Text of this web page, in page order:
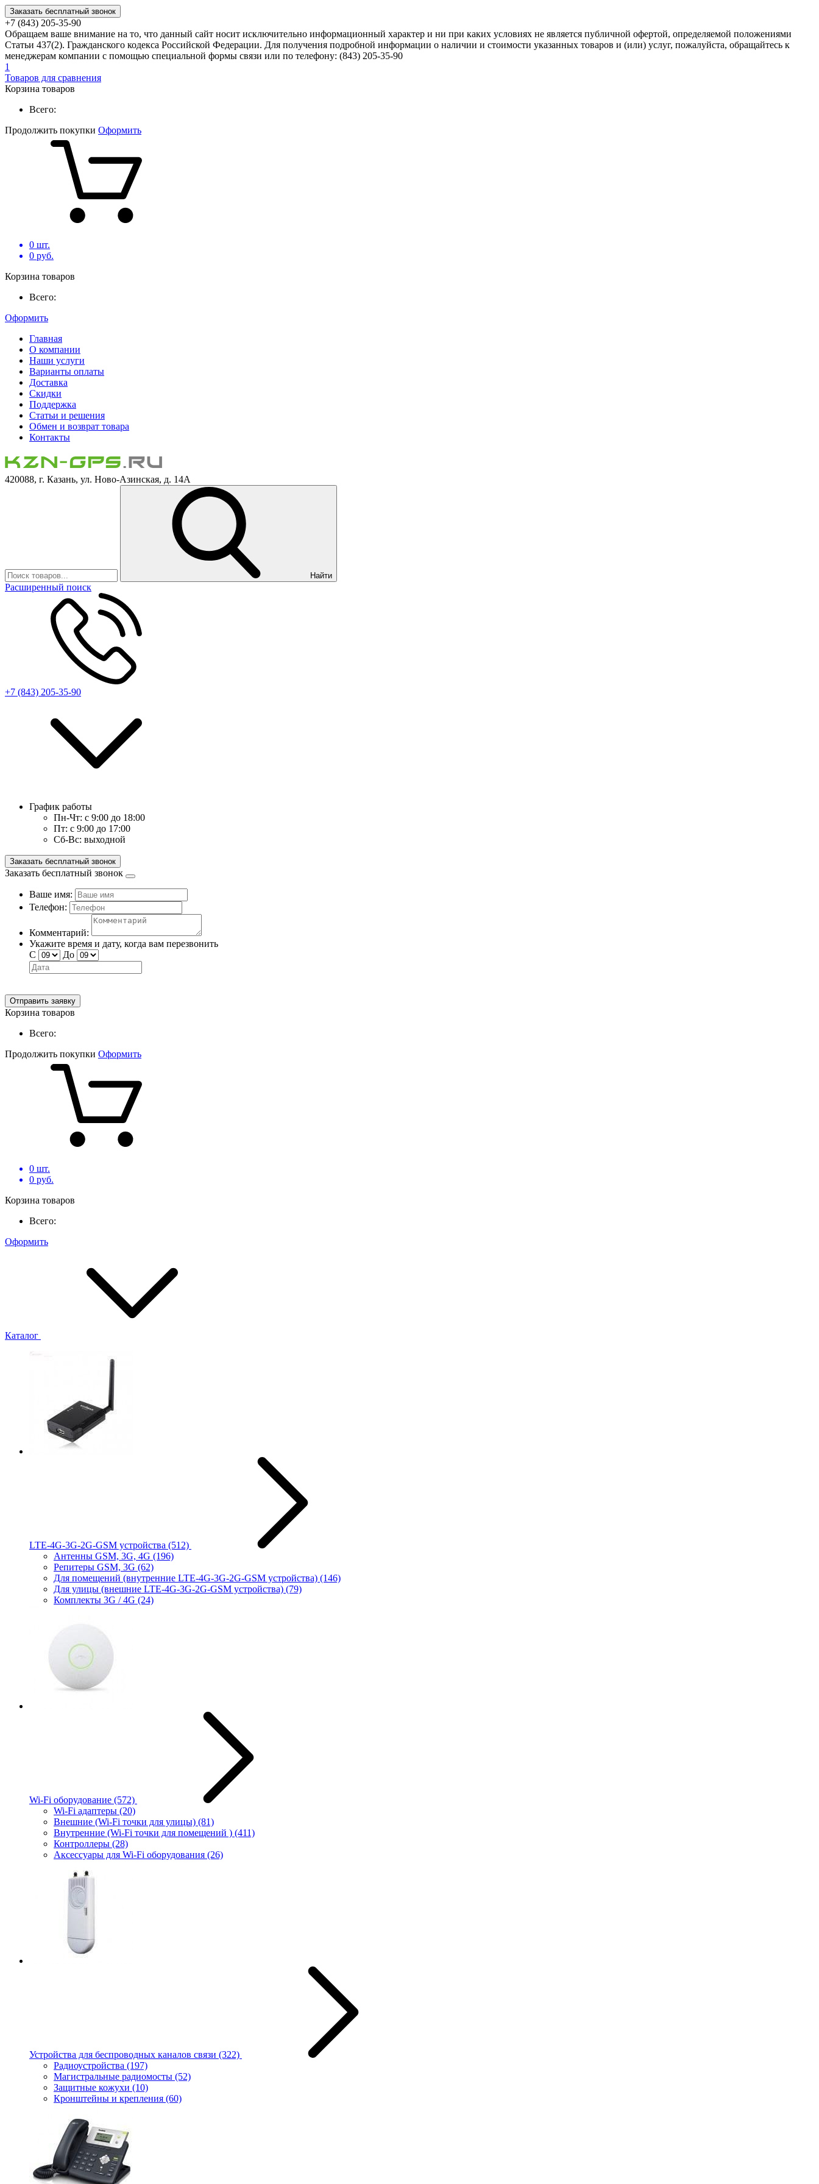
Заказать бесплатный звонок
+7 (843) 205-35-90
Обращаем ваше внимание на то, что данный сайт носит исключительно информационный характер и ни при каких условиях не является публичной офертой, определяемой положениями
Статьи 437(2). Гражданского кодекса Российской Федерации. Для получения подробной информации о наличии и стоимости указанных товаров и (или) услуг, пожалуйста, обращайтесь к
менеджерам компании с помощью специальной формы связи или по телефону: (843) 205-35-90
1
Товаров для сравнения
Корзина товаров
Всего:
Продолжить покупки Оформить
0 шт.
0 руб.
Корзина товаров
Всего:
Оформить
Главная
О компании
Наши услуги
Варианты оплаты
Доставка
Скидки
Поддержка
Статьи и решения
Обмен и возврат товара
Контакты
420088, г. Казань, ул. Ново-Азинская, д. 14А
Найти
Расширенный поиск
+7 (843) 205-35-90
График работы
Пн-Чт: с 9:00 до 18:00
Пт: с 9:00 до 17:00
Сб-Вс: выходной
Заказать бесплатный звонок
Заказать бесплатный звонок
Ваше имя:
Телефон:
Комментарий:
Укажите время и дату, когда вам перезвонить
С
До
Отправить заявку
Корзина товаров
Всего:
Продолжить покупки Оформить
0 шт.
0 руб.
Корзина товаров
Всего:
Оформить
Каталог
LTE-4G-3G-2G-GSM устройства (512)
Антенны GSM, 3G, 4G (196)
Репитеры GSM, 3G (62)
Для помещений (внутренние LTE-4G-3G-2G-GSM устройства) (146)
Для улицы (внешние LTE-4G-3G-2G-GSM устройства) (79)
Комплекты 3G / 4G (24)
Wi-Fi оборудование (572)
Wi-Fi адаптеры (20)
Внешние (Wi-Fi точки для улицы) (81)
Внутренние (Wi-Fi точки для помещений ) (411)
Контроллеры (28)
Аксессуары для Wi-Fi оборудования (26)
Устройства для беспроводных каналов связи (322)
Радиоустройства (197)
Магистральные радиомосты (52)
Защитные кожухи (10)
Кронштейны и крепления (60)